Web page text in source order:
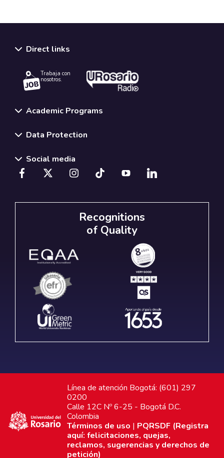
Direct links
Trabaja con
nosotros.
Academic Programs
Data Protection
Social media
Recognitions
of Quality
Línea de atención Bogotá: (601) 297
0200
Calle 12C Nº 6-25 - Bogotá D.C.
Colombia
Términos de uso | PQRSDF (Registra
aquí: felicitaciones, quejas,
reclamos, sugerencias y derechos de
petición)